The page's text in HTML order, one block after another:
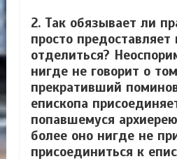
2. Так обязывает ли
просто предоставляет
отделиться?
нигде не говорит о
прекративший
епископа
попавшемуся архиерею
более оно нигде не
присоединиться к